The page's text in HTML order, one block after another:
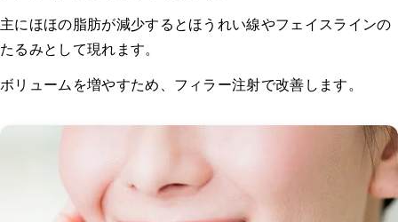
主にほほの脂肪が減少するとほうれい線やフェイスラインの
たるみとして現れます。
ボリュームを増やすため、フィラー注射で改善します。